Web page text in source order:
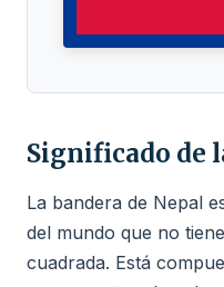
Significado de
La bandera de Nepal
del mundo que no
cuadrada. Está